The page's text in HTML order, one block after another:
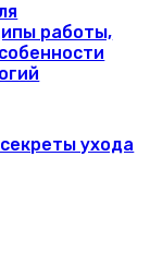
работы,
ухода